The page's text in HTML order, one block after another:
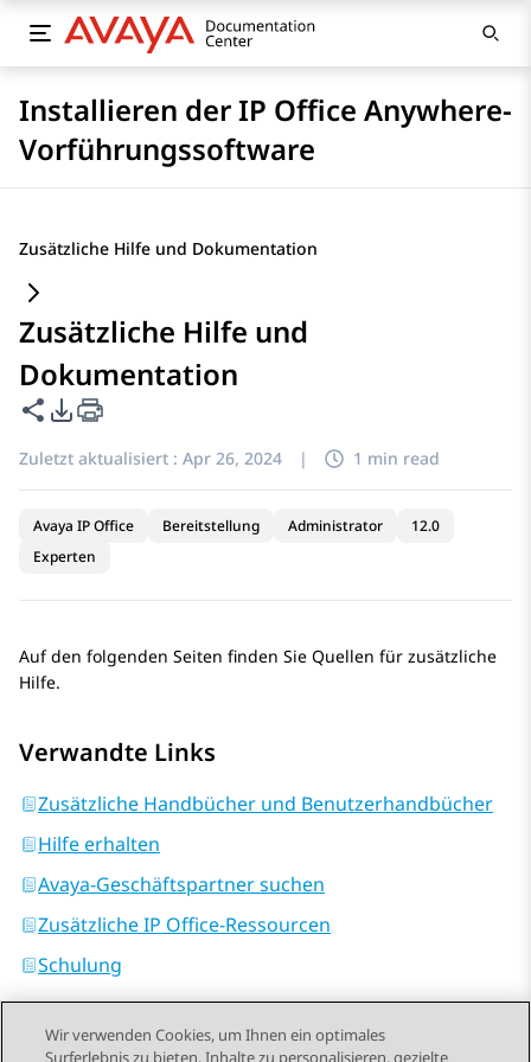
Installieren der IP Office Anywhere-
Vorführungssoftware
Zusätzliche Hilfe und Dokumentation
Zusätzliche Hilfe und
Dokumentation
Diese Seite teilen
PDF-Exportoptionen
Zuletzt aktualisiert : Apr 26, 2024 | 1 min read
Avaya IP Office Bereitstellung Administrator
12.0
Experten
Auf den folgenden Seiten finden Sie Quellen für zusätzliche
Hilfe.
Verwandte Links
Zusätzliche Handbücher und Benutzerhandbücher
Hilfe erhalten
Avaya-Geschäftspartner suchen
Zusätzliche IP Office-Ressourcen
Schulung
Wir verwenden Cookies, um Ihnen ein optimales
Surferlebnis zu bieten, Inhalte zu personalisieren, gezielte